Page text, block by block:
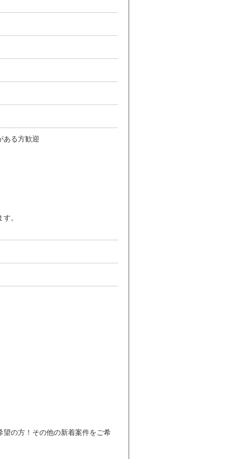
ある方歓迎
。
の方！その他の新着案件をご希